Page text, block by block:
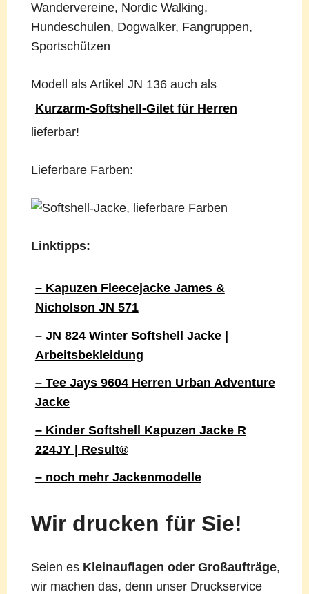
Wandervereine, Nordic Walking,
Hundeschulen, Dogwalker, Fangruppen,
Sportschützen
Modell als Artikel JN 136 auch als
Kurzarm-Softshell-Gilet für Herren
lieferbar!
Lieferbare Farben:
Linktipps:
– Kapuzen Fleecejacke James &
Nicholson JN 571
– JN 824 Winter Softshell Jacke |
Arbeitsbekleidung
– Tee Jays 9604 Herren Urban Adventure
Jacke
– Kinder Softshell Kapuzen Jacke R
224JY | Result®
– noch mehr Jackenmodelle
Wir drucken für Sie!
Seien es Kleinauflagen oder Großaufträge,
wir machen das, denn unser Druckservice